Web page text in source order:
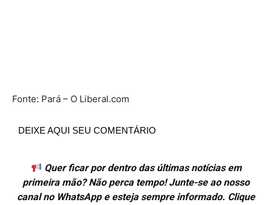
Fonte: Pará – O Liberal.com
DEIXE AQUI SEU COMENTÁRIO
Quer ficar por dentro das últimas notícias em
primeira mão? Não perca tempo! Junte-se ao nosso
canal no WhatsApp e esteja sempre informado. Clique